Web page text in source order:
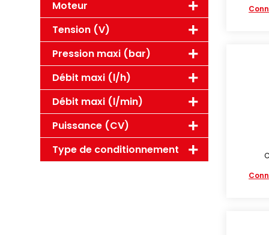
Moteur
Tension (V)
Pression maxi (bar)
Débit maxi (l/h)
Débit maxi (l/min)
Puissance (CV)
Type de conditionnement